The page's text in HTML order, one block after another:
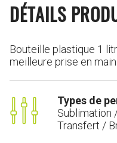
DÉTAILS
Bouteille plastique 1
meilleure prise en
Types de
Sublimation
Transfert /